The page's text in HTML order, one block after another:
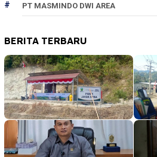
PT MASMINDO DWI AREA
BERITA TERBARU